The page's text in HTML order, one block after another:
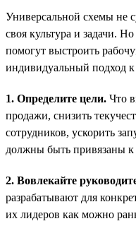
Универсальной схемы не
своя культура и задачи.
помогут выстроить
индивидуальный подход
1. Определите цели. Что
продажи, снизить
сотрудников, ускорить
должны быть привязаны к
2. Вовлекайте
разрабатывают для
их лидеров как можно